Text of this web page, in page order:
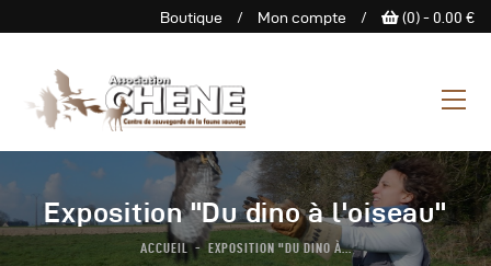
Boutique / Mon compte / (0) - 0.00 €
Exposition "Du dino à l'oiseau"
ACCUEIL EXPOSITION "DU DINO À...
ASSOCIATION CHENE
Centre de Sauvegarde de la
faune sauvage
L’Association
Centre De Sauvegarde
Espace Découverte